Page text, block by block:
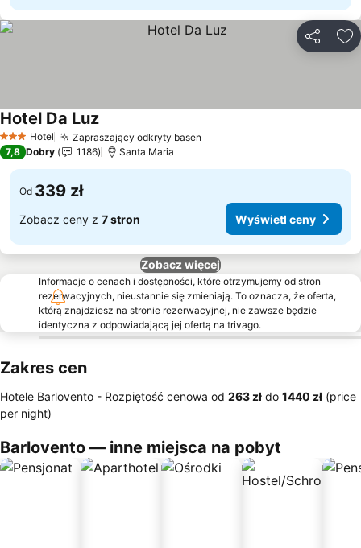
3 Kategoria
Hotel Zapraszający odkryty basen
Hotel Da LuzWyświetl ceny
7,8 Dobry 1186 Santa Maria
Od 339 zł
Zobacz ceny z 7 stron Wyświetl ceny
Zobacz więcej
Informacje o cenach i dostępności, które otrzymujemy od stron
rezerwacyjnych, nieustannie się zmieniają. To oznacza, że oferta,
którą znajdziesz na stronie rezerwacyjnej, nie zawsze będzie
identyczna z odpowiadającą jej ofertą na trivago.
Zakres cen
Hotele Barlovento - Rozpiętość cenowa od ‎263 zł do ‎1440 zł (price
per night)
Barlovento — inne miejsca na pobyt